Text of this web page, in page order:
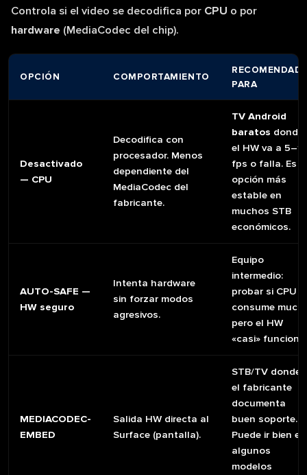
Controla si el video se decodifica por CPU o por
hardware (MediaCodec del chip).
OPCIÓN COMPORTAMIENTO
PARA
Desactivado
— CPU
Decodifica con
procesador. Menos
dependiente del
MediaCodec del
fabricante.
TV Android
baratos donde
el HW va a 5–15
fps o falla. Es
opción más
estable en
muchos STB
económicos.
AUTO-SAFE —
HW seguro
Intenta hardware
sin forzar modos
agresivos.
Equipo
intermedio:
probar si CPU
consume
pero el HW
«casi» funciona.
MEDIACODEC-
EMBED
Salida HW directa al
Surface (pantalla).
STB/TV donde
el fabricante
documenta
buen soporte.
Puede ir bien en
algunos
modelos